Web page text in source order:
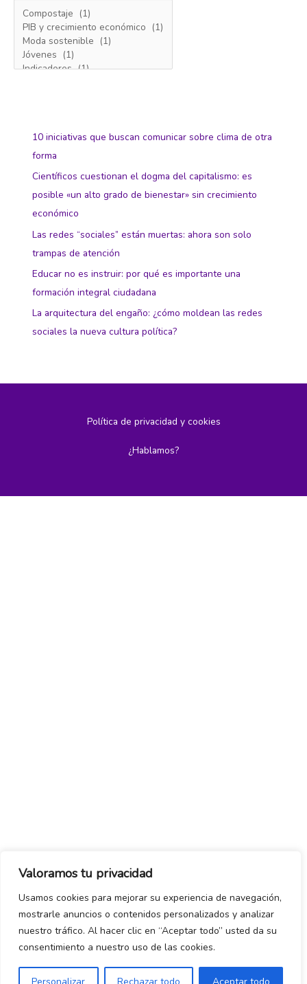
Valoramos tu privacidad
Usamos cookies para mejorar su experiencia de navegación,
mostrarle anuncios o contenidos personalizados y analizar
nuestro tráfico. Al hacer clic en “Aceptar todo” usted da su
consentimiento a nuestro uso de las cookies.
10 iniciativas que buscan comunicar sobre clima de otra
forma
Científicos cuestionan el dogma del capitalismo: es
posible «un alto grado de bienestar» sin crecimiento
económico
Las redes “sociales” están muertas: ahora son solo
trampas de atención
Educar no es instruir: por qué es importante una
formación integral ciudadana
La arquitectura del engaño: ¿cómo moldean las redes
sociales la nueva cultura política?
Política de privacidad y cookies
¿Hablamos?